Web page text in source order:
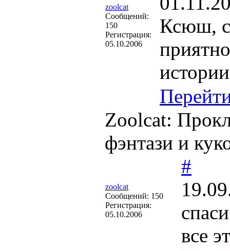
zoolcat
Cообщений:
150
Регистрация:
05.10.2006
Ксюш,
Zoolcat:
фэнтази и
zoolcat
Cообщений: 150
Регистрация:
05.10.2006
#
все